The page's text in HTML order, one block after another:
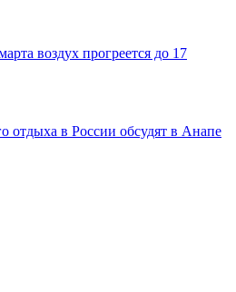
воздух прогреется до 17
отдыха в России обсудят в Анапе